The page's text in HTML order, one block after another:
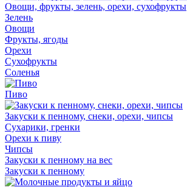
Овощи, фрукты, зелень, орехи, сухофрукты
Зелень
Овощи
Фрукты, ягоды
Орехи
Сухофрукты
Соленья
Пиво
Закуски к пенному, снеки, орехи, чипсы
Сухарики, гренки
Орехи к пиву
Чипсы
Закуски к пенному на вес
Закуски к пенному